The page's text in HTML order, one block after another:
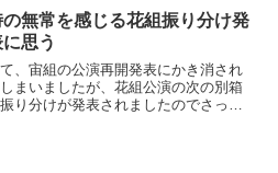
天城れいん＆朝葉ことの主演決定に見
組事情まず、主演を射止めたのは104
の天城れいん。ついに、ついに...
の無常を感じる花組振り分け発
思う
、宙組の公演再開発表にかき消され
まいましたが、花組公演の次の別箱
り分けが発表されましたのでさっく